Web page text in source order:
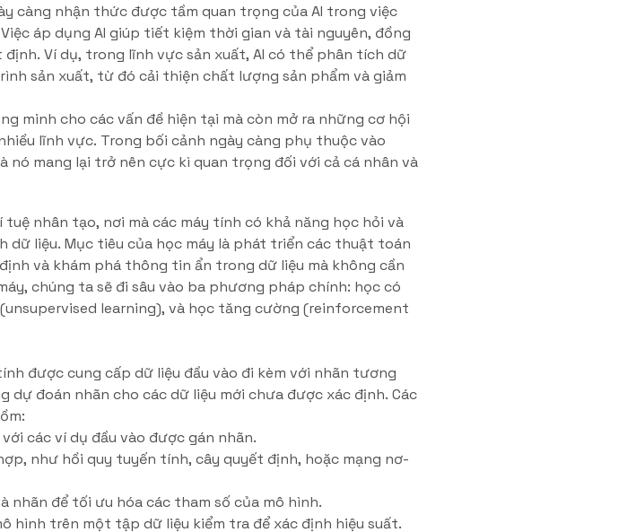
càng nhận thức được tầm quan trọng của AI trong việc
áp dụng AI giúp tiết kiệm thời gian và tài nguyên, đồng
Ví dụ, trong lĩnh vực sản xuất, AI có thể phân tích dữ
sản xuất, từ đó cải thiện chất lượng sản phẩm và giảm
minh cho các vấn đề hiện tại mà còn mở ra những cơ hội
lĩnh vực. Trong bối cảnh ngày càng phụ thuộc vào
nó mang lại trở nên cực kì quan trọng đối với cả cá nhân và
nhân tạo, nơi mà các máy tính có khả năng học hỏi và
liệu. Mục tiêu của học máy là phát triển các thuật toán
và khám phá thông tin ẩn trong dữ liệu mà không cần
chúng ta sẽ đi sâu vào ba phương pháp chính: học có
learning), và học tăng cường (reinforcement
được cung cấp dữ liệu đầu vào đi kèm với nhãn tương
đoán nhãn cho các dữ liệu mới chưa được xác định. Các
các ví dụ đầu vào được gán nhãn.
như hồi quy tuyến tính, cây quyết định, hoặc mạng nơ-
nhãn để tối ưu hóa các tham số của mô hình.
hình trên một tập dữ liệu kiểm tra để xác định hiệu suất.